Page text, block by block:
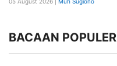
BACAAN POPULER